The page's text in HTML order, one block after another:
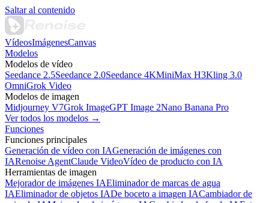
Saltar al contenido
VídeosImágenesCanvas
Modelos
Modelos de vídeo
Seedance 2.5Seedance 2.0Seedance 4KMiniMax H3Kling 3.0
OmniGrok Video
Modelos de imagen
Midjourney V7Grok ImageGPT Image 2Nano Banana Pro
Ver todos los modelos →
Funciones
Funciones principales
Generación de vídeo con IAGeneración de imágenes con
IARenoise AgentClaude VideoVídeo de producto con IA
Herramientas de imagen
Mejorador de imágenes IAEliminador de marcas de agua
IAEliminador de objetos IADe boceto a imagen IACambiador de